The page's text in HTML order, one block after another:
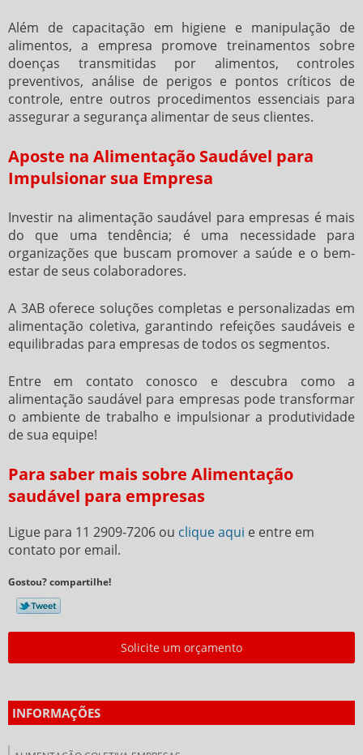
Além de capacitação em higiene e manipulação de
alimentos, a empresa promove treinamentos sobre
doenças transmitidas por alimentos, controles
preventivos, análise de perigos e pontos críticos de
controle, entre outros procedimentos essenciais para
assegurar a segurança alimentar de seus clientes.
Aposte na Alimentação Saudável para
Impulsionar sua Empresa
Investir na alimentação saudável para empresas é mais
do que uma tendência; é uma necessidade para
organizações que buscam promover a saúde e o bem-
estar de seus colaboradores.
A 3AB oferece soluções completas e personalizadas em
alimentação coletiva, garantindo refeições saudáveis e
equilibradas para empresas de todos os segmentos.
Entre em contato conosco e descubra como a
alimentação saudável para empresas pode transformar
o ambiente de trabalho e impulsionar a produtividade
de sua equipe!
Para saber mais sobre Alimentação
saudável para empresas
Ligue para 11 2909-7206 ou clique aqui e entre em
contato por email.
Gostou? compartilhe!
Solicite um orçamento
INFORMAÇÕES